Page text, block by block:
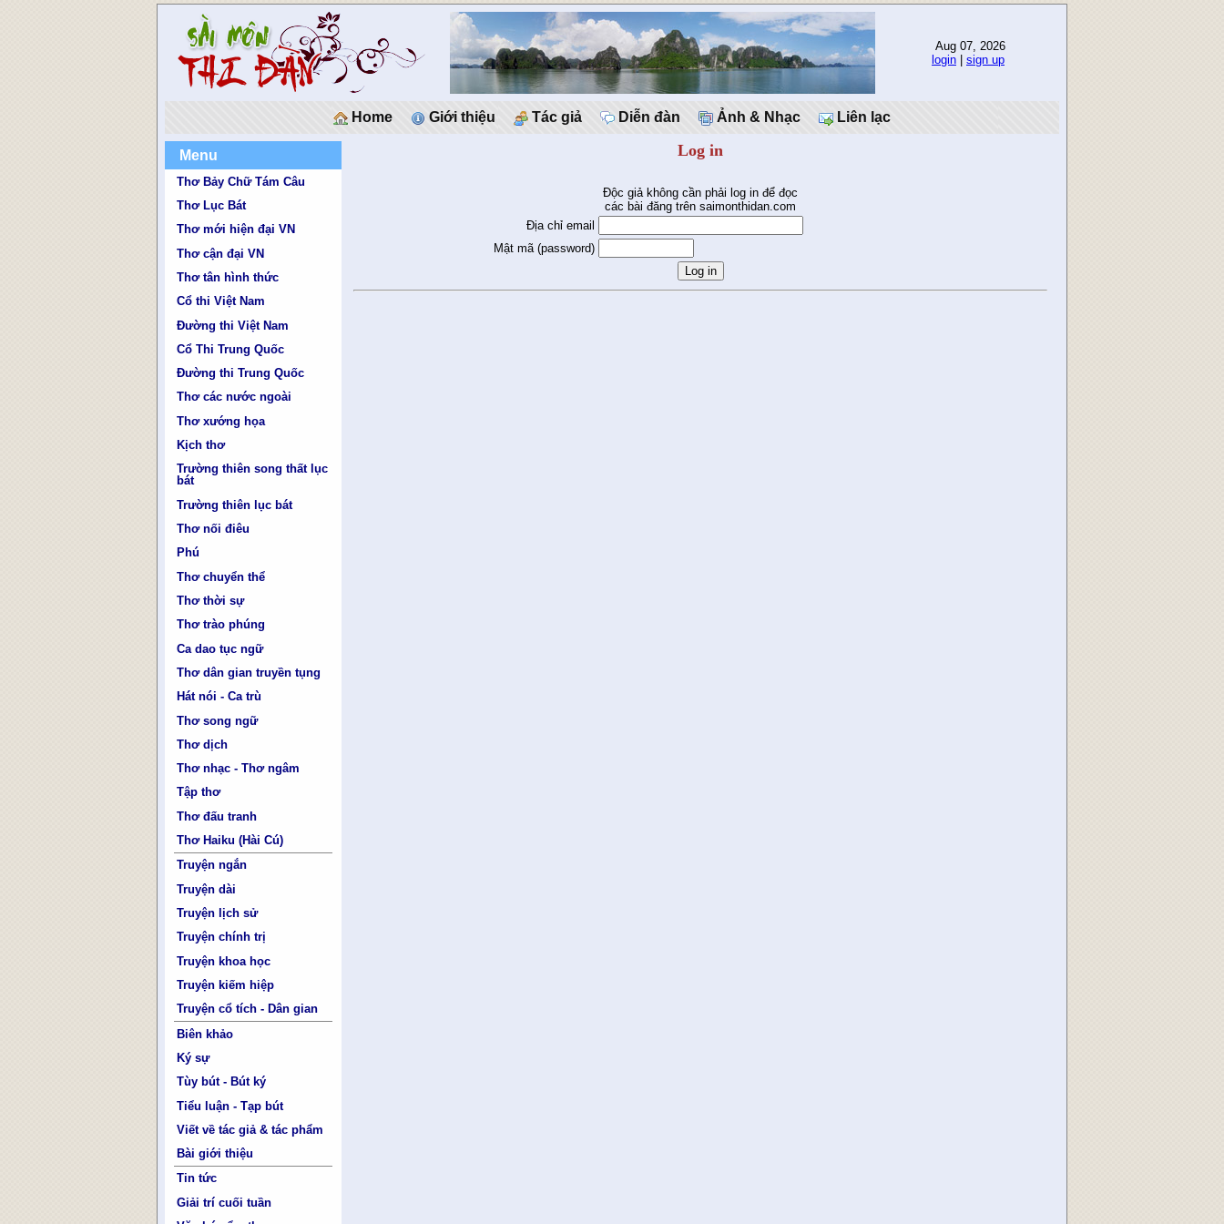
Aug 07, 2026
login
sign up
Home Giới thiệu Tác giả Diễn đàn Ảnh & Nhạc Liên lạc
Menu
Thơ Bảy Chữ Tám Câu
Thơ Lục Bát
Thơ mới hiện đại VN
Thơ cận đại VN
Thơ tân hình thức
Cổ thi Việt Nam
Đường thi Việt Nam
Cổ Thi Trung Quốc
Đường thi Trung Quốc
Thơ các nước ngoài
Thơ xướng họa
Kịch thơ
Trường thiên song thất lục
bát
Trường thiên lục bát
Thơ nối điêu
Phú
Thơ chuyển thể
Thơ thời sự
Thơ trào phúng
Ca dao tục ngữ
Thơ dân gian truyền tụng
Hát nói - Ca trù
Thơ song ngữ
Thơ dịch
Thơ nhạc - Thơ ngâm
Tập thơ
Thơ đấu tranh
Thơ Haiku (Hài Cú)
Truyện ngắn
Truyện dài
Truyện lịch sử
Truyện chính trị
Truyện khoa học
Truyện kiếm hiệp
Truyện cổ tích - Dân gian
Biên khảo
Ký sự
Tùy bút - Bút ký
Tiểu luận - Tạp bút
Viết về tác giả & tác phẩm
Bài giới thiệu
Tin tức
Giải trí cuối tuần
Log in
Độc giả không cần phải log in để đọc
các bài đăng trên saimonthidan.com
Địa chỉ email
Mật mã (password)